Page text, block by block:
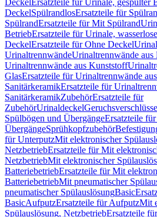
DeckelErsatzteile für Urinale, gespülter
DeckelSpülrandlosErsatzteile für
SpülrandErsatzteile für Mit Spülrand
BetriebErsatzteile für Urinale,
DeckelErsatzteile für Ohne Deckel
UrinaltrennwändeUrinaltrennwände aus
Urinaltrennwände aus Kunststoff
GlasErsatzteile für Urinaltrennwände
SanitärkeramikErsatzteile für
SanitärkeramikZubehörErsatzteile für
ZubehörUrinaldeckel
Spülbögen und ÜbergängeErsatzteile
ÜbergängeSprühkopfzubehör
für UnterputzMit elektronischer
NetzbetriebErsatzteile für Mit
NetzbetriebMit elektronischer
BatteriebetriebErsatzteile für Mit
BatteriebetriebMit pneumatischer
pneumatischer SpülauslösungBasic
BasicAufputzErsatzteile für AufputzMit
Spülauslösung, NetzbetriebErsatzteile